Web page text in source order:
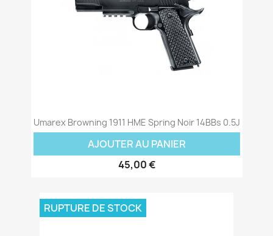
Umarex Browning 1911 HME Spring Noir 14BBs 0.5J
AJOUTER AU PANIER
45,00 €
RUPTURE DE STOCK